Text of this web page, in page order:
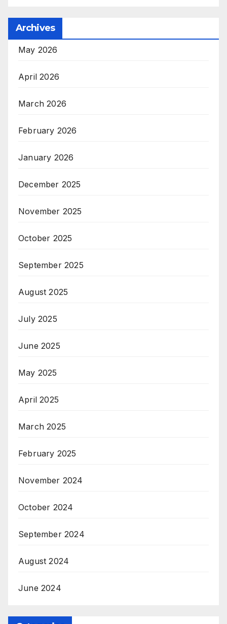
Archives
May 2026
April 2026
March 2026
February 2026
January 2026
December 2025
November 2025
October 2025
September 2025
August 2025
July 2025
June 2025
May 2025
April 2025
March 2025
February 2025
November 2024
October 2024
September 2024
August 2024
June 2024